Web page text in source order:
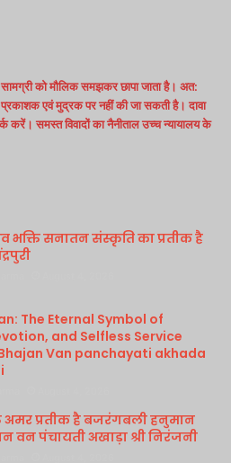
को मौलिक समझकर छापा जाता है। अत:
प्रकाशक एवं मुद्रक पर नहीं की जा सकती है। दावा
करें। समस्त विवादों का नैनीताल उच्च न्यायालय के
भक्ति सनातन संस्कृति का प्रतीक है
The Eternal Symbol of
and Selfless Service
Van panchayati akhada
अमर प्रतीक है बजरंगबली हनुमान
वन पंचायती अखाड़ा श्री निरंजनी